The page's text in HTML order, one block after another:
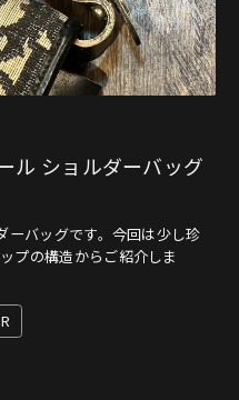
ル ショルダーバッグ
ーバッグです。今回は少し珍
プの構造からご紹介しま